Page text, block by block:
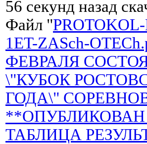
56 секунд назад
Файл "
1ET-ZASch-
ФЕВРАЛЯ
\"КУБОК
ГОДА\"
ТАБЛИЦА